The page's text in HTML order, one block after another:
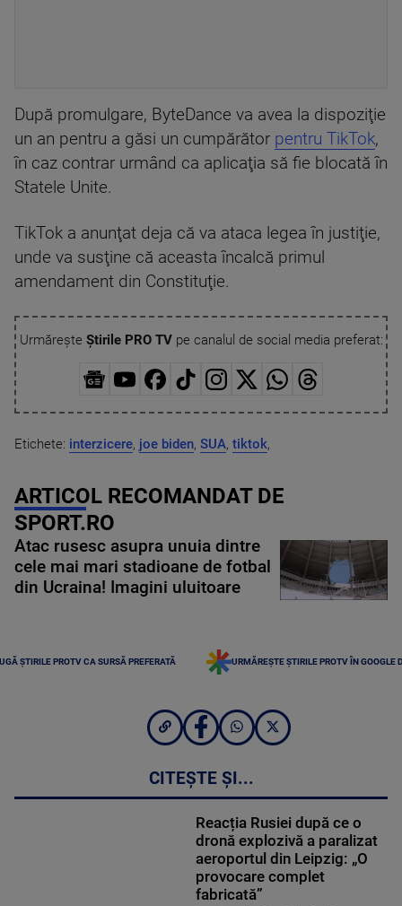
După promulgare, ByteDance va avea la dispoziţie
un an pentru a găsi un cumpărător pentru TikTok,
în caz contrar urmând ca aplicaţia să fie blocată în
Statele Unite.
TikTok a anunţat deja că va ataca legea în justiţie,
unde va susţine că aceasta încalcă primul
amendament din Constituţie.
Urmărește Știrile PRO TVpe canalul de social media preferat:
Etichete: interzicere, joe biden, SUA, tiktok,
ARTICOL RECOMANDAT DE
SPORT.RO
Atac rusesc asupra unuia dintre
cele mai mari stadioane de fotbal
din Ucraina! Imagini uluitoare
ȘTIRILE PROTV CA SURSĂ PREFERATĂ URMĂREȘTE ȘTIRILE PROTV ÎN GOOGLE
CITEȘTE ȘI...
Reacția Rusiei după ce o
dronă explozivă a paralizat
aeroportul din Leipzig: „O
provocare complet
fabricată”